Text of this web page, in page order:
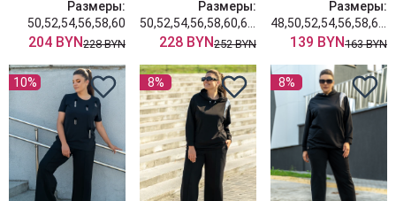
Размеры:
50,52,54,56,58,60
204 BYN228 BYN
Размеры:
228 BYN252 BYN
Размеры:
139 BYN163 BYN
10% 8% 8%